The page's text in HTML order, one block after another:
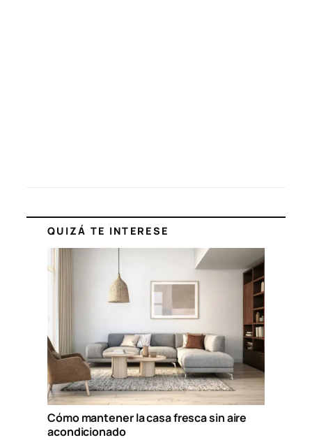
QUIZÁ TE INTERESE
Cómo mantener la casa fresca sin aire
acondicionado